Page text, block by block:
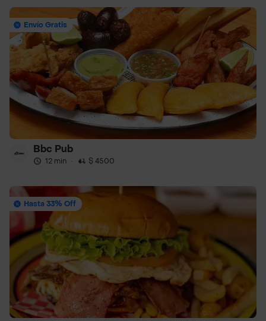
Envío Gratis
Bbc Pub
12 min · $ 4500
Hasta 33% Off